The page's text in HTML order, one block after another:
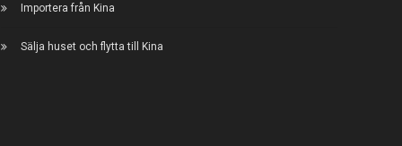
Importera från Kina
Sälja huset och flytta till Kina